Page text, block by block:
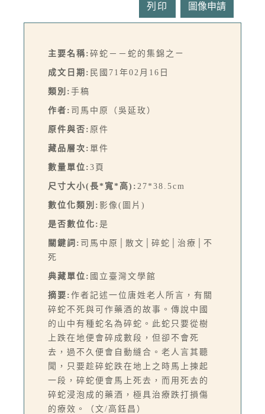
列印
主要名稱: 碎蛇－－蛇的集錦之ㄧ
成文日期: 民國71年02月16日
類別: 手稿
作者: 司馬中原（吳延玫）
原件與否: 原件
藏品層次: 單件
數量單位: 3頁
尺寸大小(長*寬*高): 27*38.5cm
數位化類別: 影像(圖片)
是否數位化: 是
關鍵詞: 司馬中原│散文│碎蛇│治療│不
死
典藏單位: 國立臺灣文學館
摘要: 作者記述一位唐姓老人所言，有關
碎蛇不死與可作藥酒的故事。傳說中國
的山中有種蛇名為碎蛇。此蛇只要從樹
上跌在地便會碎成數段，但卻不會死
去，過不久便會自動縫合。老人言其聽
聞，只要趁碎蛇跌在地上之時馬上揀起
一段，碎蛇便會馬上死去，而用死去的
碎蛇浸泡成的藥酒，極具治療跌打損傷
的療效。（文/高鈺昌）